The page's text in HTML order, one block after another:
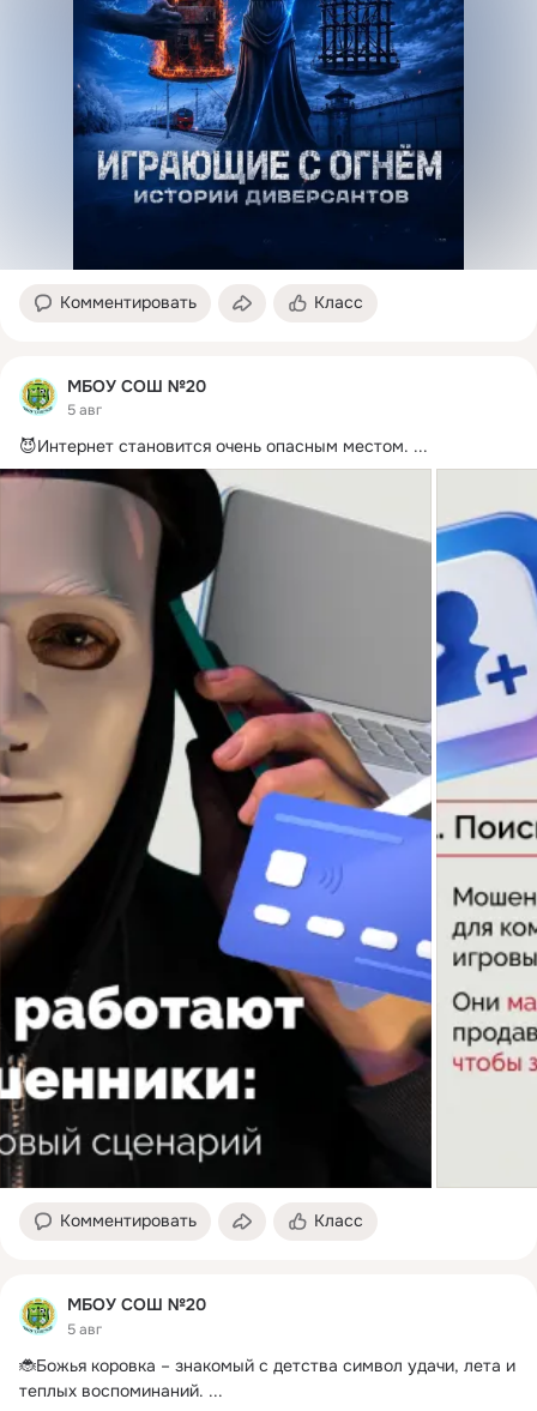
Комментировать Класс
МБОУ СОШ №20
5 авг
😈Интернет становится очень опасным местом. ...
Комментировать Класс
МБОУ СОШ №20
5 авг
🐞Божья коровка – знакомый с детства символ удачи, лета и
теплых воспоминаний. ...